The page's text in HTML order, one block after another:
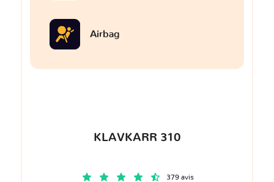
Airbag
KLAVKARR 310
379 avis